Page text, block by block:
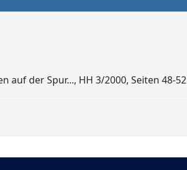
auf der Spur..., HH 3/2000, Seiten 48-52